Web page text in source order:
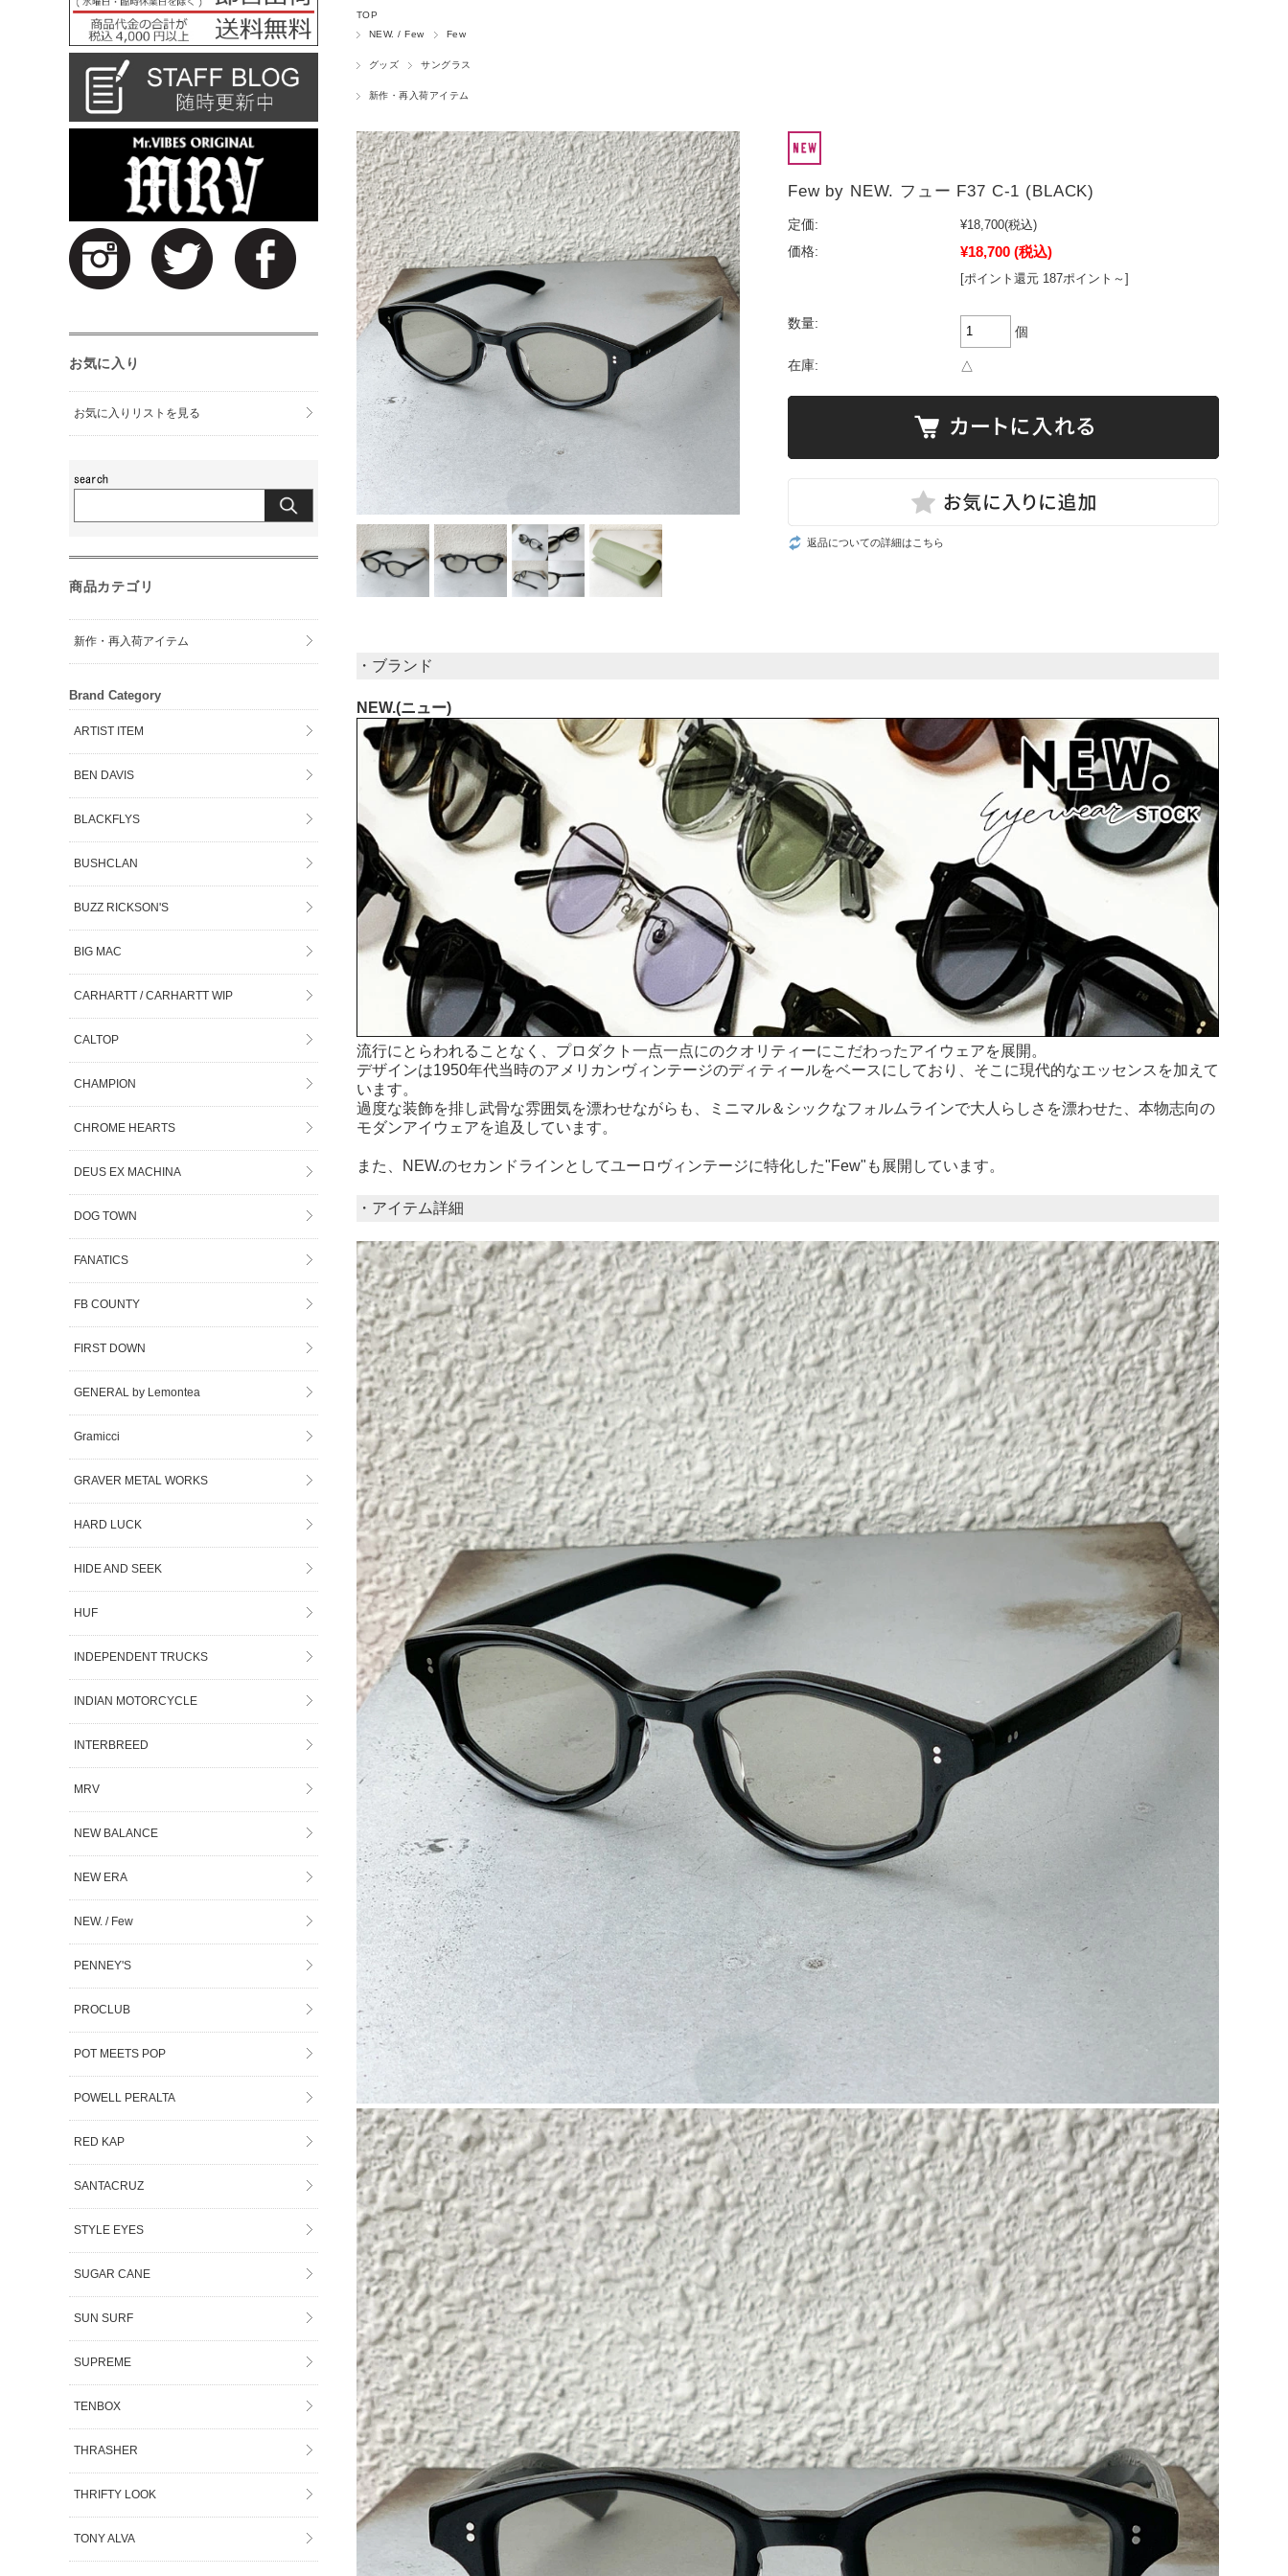
TOP
NEW. / Few
Few
グッズ サングラス
新作・再入荷アイテム
Few by NEW. フュー F37 C-1 (BLACK)
定価: ¥18,700(税込)
価格:
¥18,700 (税込)
[ポイント還元 187ポイント～]
数量:
個
在庫: △
返品についての詳細はこちら
・ブランド
NEW.(ニュー)
流行にとらわれることなく、プロダクト一点一点にのクオリティーにこだわったアイウェアを展開。
デザインは1950年代当時のアメリカンヴィンテージのディティールをベースにしており、そこに現代的なエッセンスを加えて
います。
過度な装飾を排し武骨な雰囲気を漂わせながらも、ミニマル＆シックなフォルムラインで大人らしさを漂わせた、本物志向の
モダンアイウェアを追及しています。
また、NEW.のセカンドラインとしてユーロヴィンテージに特化した"Few"も展開しています。
・アイテム詳細
お気に入り
お気に入りリストを見る
商品カテゴリ
新作・再入荷アイテム
Brand Category
ARTIST ITEM
BEN DAVIS
BLACKFLYS
BUSHCLAN
BUZZ RICKSON'S
BIG MAC
CARHARTT / CARHARTT WIP
CALTOP
CHAMPION
CHROME HEARTS
DEUS EX MACHINA
DOG TOWN
FANATICS
FB COUNTY
FIRST DOWN
GENERAL by Lemontea
Gramicci
GRAVER METAL WORKS
HARD LUCK
HIDE AND SEEK
HUF
INDEPENDENT TRUCKS
INDIAN MOTORCYCLE
INTERBREED
MRV
NEW BALANCE
NEW ERA
NEW. / Few
PENNEY'S
PROCLUB
POT MEETS POP
POWELL PERALTA
RED KAP
SANTACRUZ
STYLE EYES
SUGAR CANE
SUN SURF
SUPREME
TENBOX
THRASHER
THRIFTY LOOK
TONY ALVA